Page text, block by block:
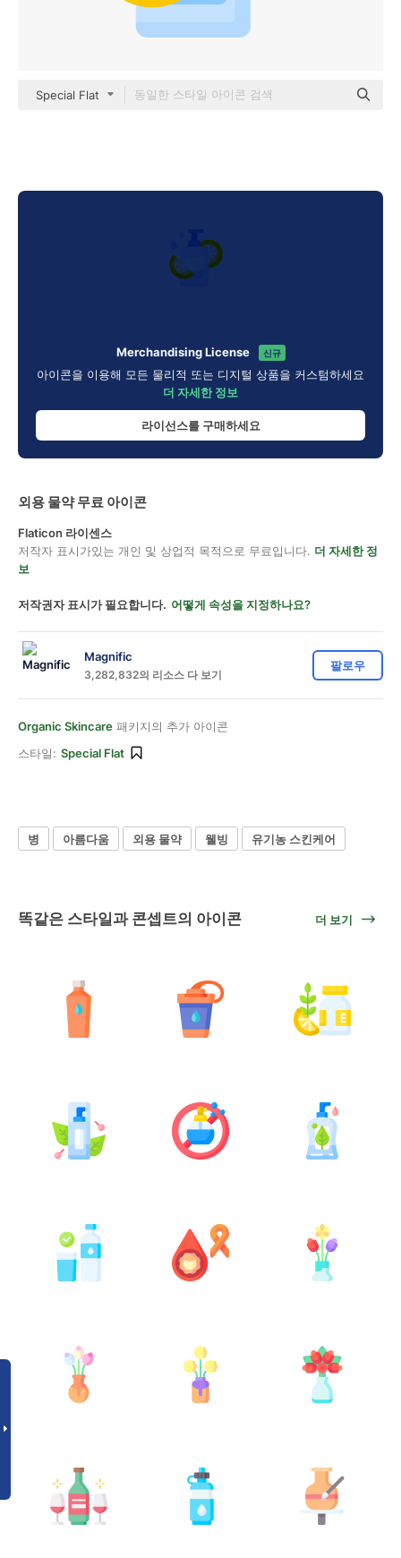
Special Flat
Merchandising License 신규
아이콘을 이용해 모든 물리적 또는 디지털 상품을 커스텀하세요
더 자세한 정보
라이선스를 구매하세요
외용 물약 무료 아이콘
Flaticon 라이센스
저작자 표시가있는 개인 및 상업적 목적으로 무료입니다. 더 자세한 정
보
저작권자 표시가 필요합니다. 어떻게 속성을 지정하나요?
Magnific
3,282,832의 리소스 다 보기
팔로우
Organic Skincare 패키지의 추가 아이콘
스타일: Special Flat
병 아름다움 외용 물약 웰빙 유기농 스킨케어
똑같은 스타일과 콘셉트의 아이콘 더 보기